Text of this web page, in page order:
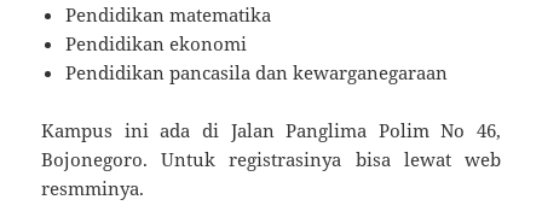
Pendidikan matematika
Pendidikan ekonomi
Pendidikan pancasila dan kewarganegaraan
Kampus ini ada di Jalan Panglima Polim No 46,
Bojonegoro. Untuk registrasinya bisa lewat web
resmminya.